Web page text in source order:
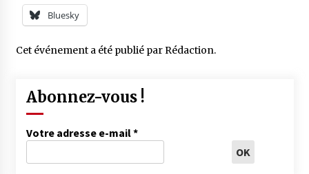
Bluesky
Cet événement a été publié parRédaction.
Abonnez-vous !
Votre adresse e-mail*